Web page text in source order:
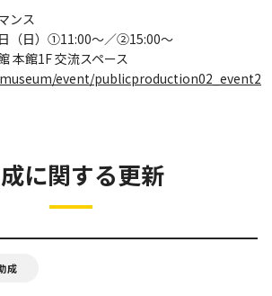
ンス
（日）①11:00～／②15:00～
本館1F 交流スペース
event/publicproduction02_event2
に関する更新
成